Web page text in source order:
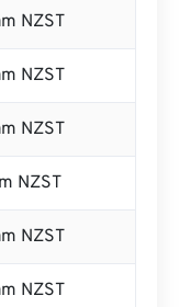
NZST
NZST
NZST
NZST
NZST
NZST